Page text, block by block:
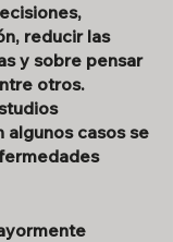
reducir las
y sobre pensar
otros.
algunos casos se